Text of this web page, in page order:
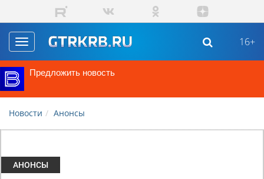
Перейти к основному содержанию
Toggle
navigation
16+
Предложить новость
Новости Анонсы
АНОНСЫ